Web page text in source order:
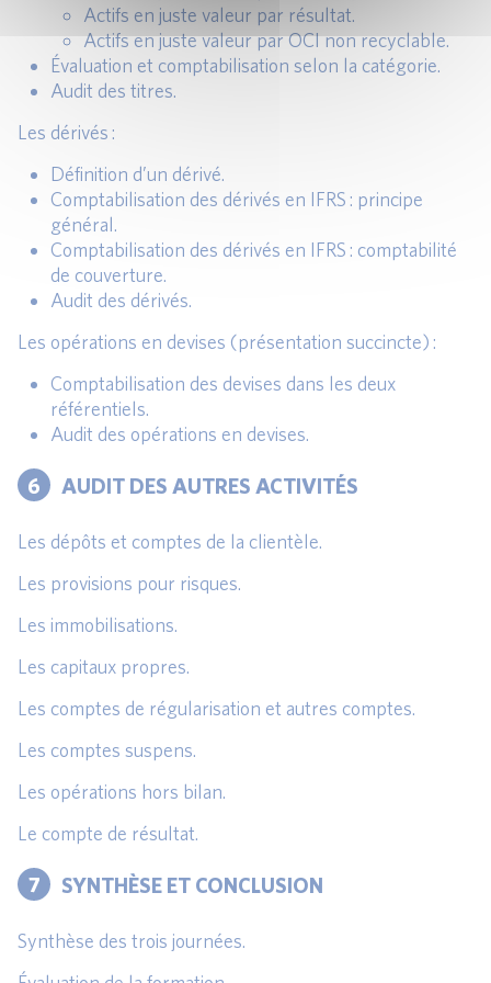
Actifs en juste valeur par résultat.
Actifs en juste valeur par OCI non recyclable.
Évaluation et comptabilisation selon la catégorie.
Audit des titres.
Les dérivés :
Définition d’un dérivé.
Comptabilisation des dérivés en IFRS : principe
général.
Comptabilisation des dérivés en IFRS : comptabilité
de couverture.
Audit des dérivés.
Les opérations en devises (présentation succincte) :
Comptabilisation des devises dans les deux
référentiels.
Audit des opérations en devises.
6 AUDIT DES AUTRES ACTIVITÉS
Les dépôts et comptes de la clientèle.
Les provisions pour risques.
Les immobilisations.
Les capitaux propres.
Les comptes de régularisation et autres comptes.
Les comptes suspens.
Les opérations hors bilan.
Le compte de résultat.
7 SYNTHÈSE ET CONCLUSION
Synthèse des trois journées.